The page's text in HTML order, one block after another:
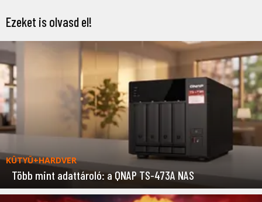
Ezeket is olvasd el!
KÜTYÜ+HARDVER
Több mint adattároló: a QNAP TS-473A NAS